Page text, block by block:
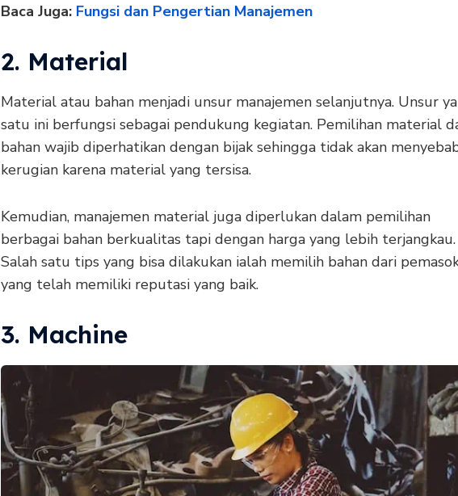
Baca Juga: Fungsi dan Pengertian Manajemen
2. Material
Material atau bahan menjadi unsur manajemen selanjutnya. Unsur
satu ini berfungsi sebagai pendukung kegiatan. Pemilihan material
bahan wajib diperhatikan dengan bijak sehingga tidak akan
kerugian karena material yang tersisa.
Kemudian, manajemen material juga diperlukan dalam pemilihan
berbagai bahan berkualitas tapi dengan harga yang lebih terjangkau.
Salah satu tips yang bisa dilakukan ialah memilih bahan dari
yang telah memiliki reputasi yang baik.
3. Machine